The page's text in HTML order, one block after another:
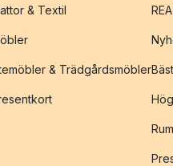
& Textil
& Trädgårdsmöbler
REA
Rum